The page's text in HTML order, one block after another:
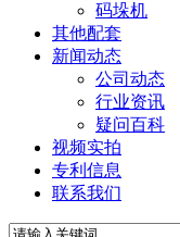
码垛机
其他配套
新闻动态
公司动态
行业资讯
疑问百科
视频实拍
专利信息
联系我们